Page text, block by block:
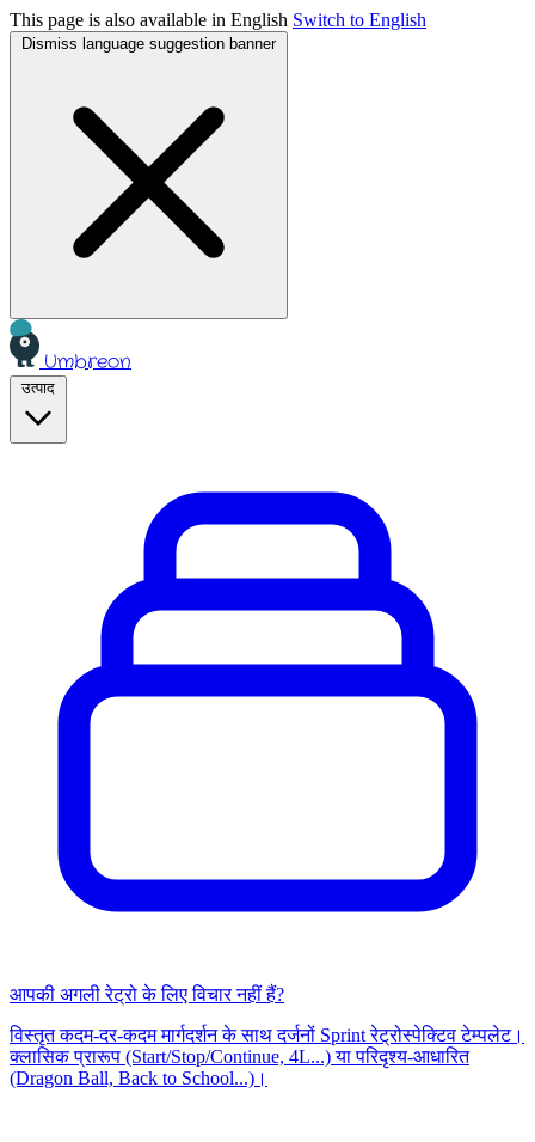
This page is also available in English Switch to English
Dismiss language suggestion banner
Umbreon
आपकी अगली रेट्रो के लिए विचार नहीं हैं?
विस्तृत कदम-दर-कदम मार्गदर्शन के साथ दर्जनों Sprint रेट्रोस्पेक्टिव टेम्पलेट।
क्लासिक प्रारूप (Start/Stop/Continue, 4L...) या परिदृश्य-आधारित
(Dragon Ball, Back to School...)।